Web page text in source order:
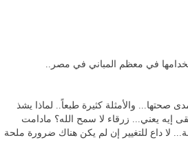
في معظم المباني في مصر..
صحتها... والأمثلة كثيرة طبعاً.. لماذا يشذ
إيه يعني... زرقاء لا سمح الله؟ مادامت
لا داع للتغيير إن لم يكن هناك ضرورة ملحة